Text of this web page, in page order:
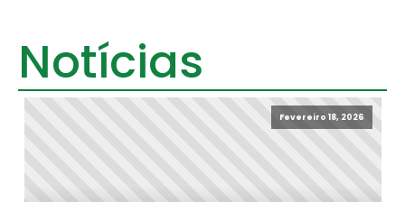
Notícias
Fevereiro 18, 2026